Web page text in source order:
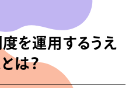
を運用するうえ
は？